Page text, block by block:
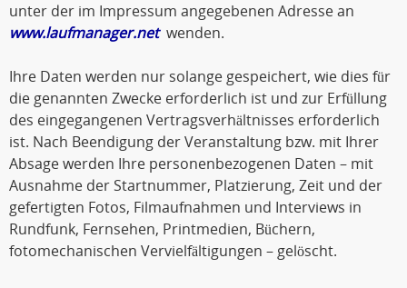
unter der im Impressum angegebenen Adresse an
www.laufmanager.netwenden.
Ihre Daten werden nur solange gespeichert, wie dies für
die genannten Zwecke erforderlich ist und zur Erfüllung
des eingegangenen Vertragsverhältnisses erforderlich
ist. Nach Beendigung der Veranstaltung bzw. mit Ihrer
Absage werden Ihre personenbezogenen Daten – mit
Ausnahme der Startnummer, Platzierung, Zeit und der
gefertigten Fotos, Filmaufnahmen und Interviews in
Rundfunk, Fernsehen, Printmedien, Büchern,
fotomechanischen Vervielfältigungen – gelöscht.